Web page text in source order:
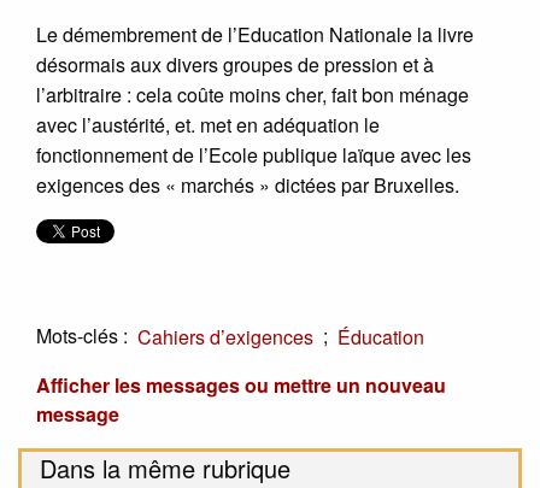
Le démembrement de l’Education Nationale la livre
désormais aux divers groupes de pression et à
l’arbitraire : cela coûte moins cher, fait bon ménage
avec l’austérité, et. met en adéquation le
fonctionnement de l’Ecole publique laïque avec les
exigences des « marchés » dictées par Bruxelles.
Mots-clés : Cahiers d’exigences ; Éducation
Afficher les messages ou mettre un nouveau
message
Dans la même rubrique